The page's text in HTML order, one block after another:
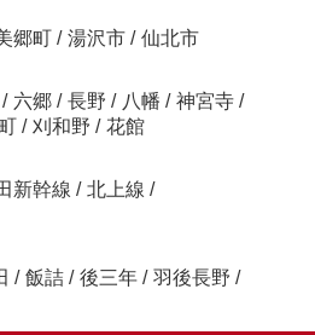
郷町 / 湯沢市 / 仙北市
/ 六郷 / 長野 / 八幡 / 神宮寺 /
/ 刈和野 / 花館
新幹線 / 北上線 /
/ 飯詰 / 後三年 / 羽後長野 /